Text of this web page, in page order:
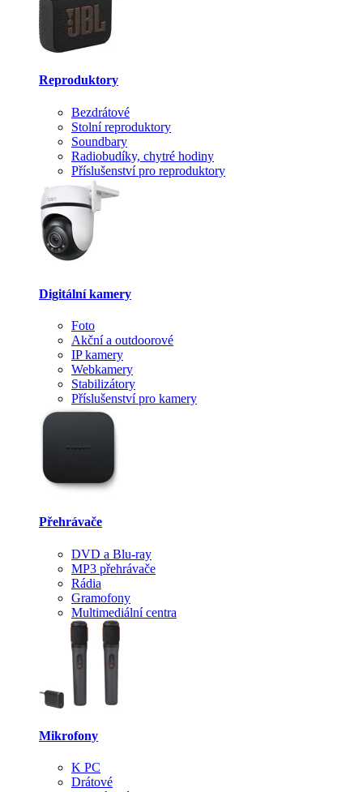
Reproduktory
Bezdrátové
Stolní reproduktory
Soundbary
Radiobudíky, chytré hodiny
Příslušenství pro reproduktory
Digitální kamery
Foto
Akční a outdoorové
IP kamery
Webkamery
Stabilizátory
Příslušenství pro kamery
Přehrávače
DVD a Blu-ray
MP3 přehrávače
Rádia
Gramofony
Multimediální centra
Mikrofony
K PC
Drátové